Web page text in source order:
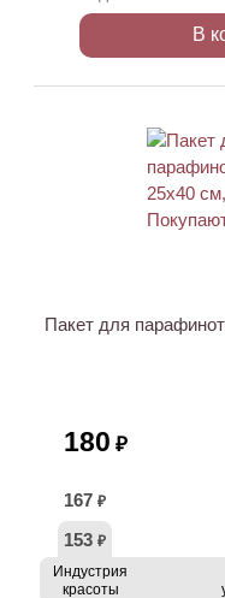
В
Пакет для
180 ₽
167 ₽
153 ₽
Индустрия
красоты